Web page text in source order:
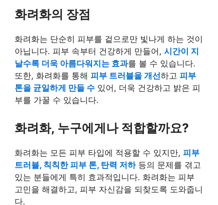
화려화의 장점
화려화는 단순히 피부를 겉으로만 빛나게 하는 것이
아닙니다. 피부 속부터 건강하게 만들어, 시간이 지
날수록 더욱 아름다워지는 효과를 볼 수 있습니다.
또한, 화려화를 통해 피부 트러블을 개선하고 피부
톤을 균일하게 만들 수 있어, 더욱 건강하고 밝은 피
부를 가꿀 수 있습니다.
화려화, 누구에게나 적합할까요?
화려화는 모든 피부 타입에 적용할 수 있지만, 피부
트러블, 칙칙한 피부 톤, 탄력 저하등의 문제를 겪고
있는 분들에게 특히 효과적입니다. 화려화는 피부
고민을 해결하고, 피부 자신감을 되찾도록 도와줍니
다.